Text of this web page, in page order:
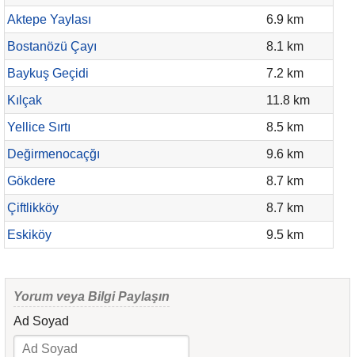
Aktepe Yaylası
6.9 km
Bostanözü Çayı
8.1 km
Baykuş Geçidi
7.2 km
Kılçak
11.8 km
Yellice Sırtı
8.5 km
Değirmenocaçğı
9.6 km
Gökdere
8.7 km
Çiftlikköy
8.7 km
Eskiköy
9.5 km
Yorum veya Bilgi Paylaşın
Ad Soyad